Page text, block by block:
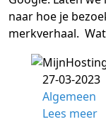
naar hoe je
merkverhaal.
27-03-2023
Algemeen
Lees meer